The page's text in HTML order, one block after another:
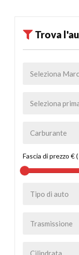
Trova
Fascia di prezzo € (